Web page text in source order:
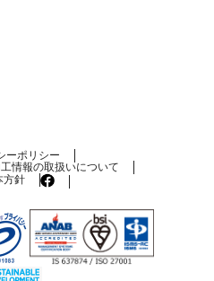
ーポリシー
情報の取扱いについて
方針